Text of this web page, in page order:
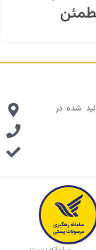
شده در